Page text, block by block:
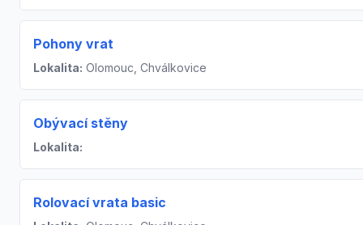
Pohony vrat
Lokalita: Olomouc, Chválkovice
Obývací stěny
Lokalita:
Rolovací vrata basic